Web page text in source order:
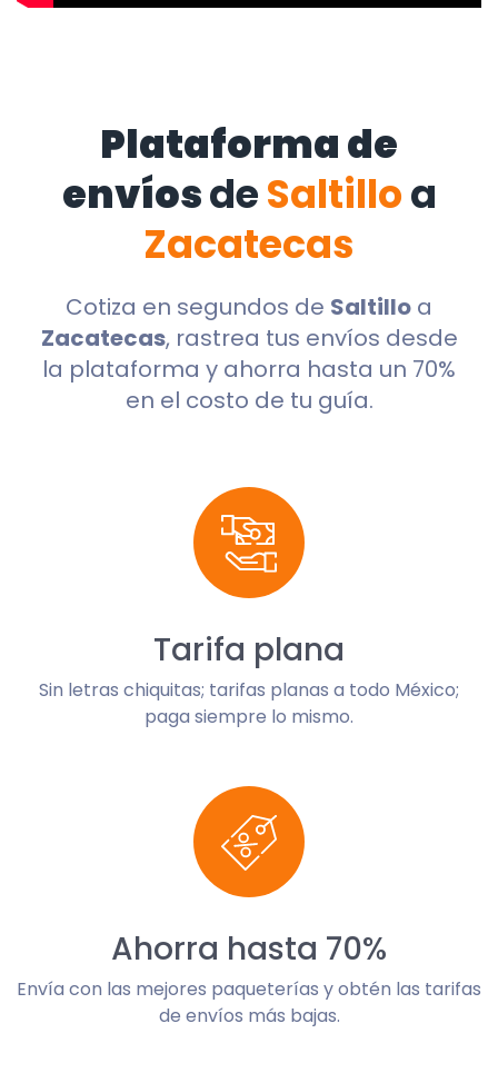
Plataforma de
envíosdeSaltilloa
Zacatecas
Cotiza en segundos de Saltillo a
Zacatecas, rastrea tus envíos desde
la plataforma y ahorra hasta un 70%
en el costo de tu guía.
Tarifa plana
Sin letras chiquitas; tarifas planas a todo México;
paga siempre lo mismo.
Ahorra hasta 70%
Envía con las mejores paqueterías y obtén las tarifas
de envíos más bajas.